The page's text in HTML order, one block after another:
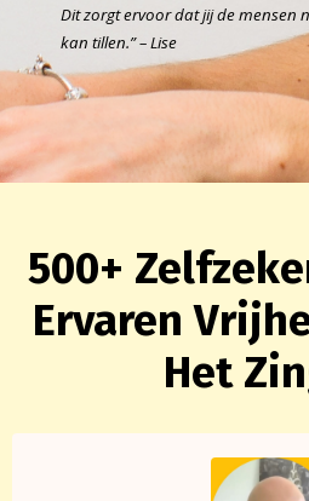
Dit zorgt ervoor dat jij de mensen
kan tillen.” – Lise
500+
Ervaren
Het